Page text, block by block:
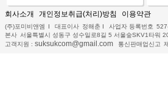
회사소개 개인정보취급(처리)방침 이용약관
(주)포미비앤엠 I 대표이사 정해춘 I 사업자 등록번호
본사 서울특별시 성동구 성수일로8길 5 서울숲SKV1타워
고객지원 : suksukcom@gmail.com 통신판매업신고